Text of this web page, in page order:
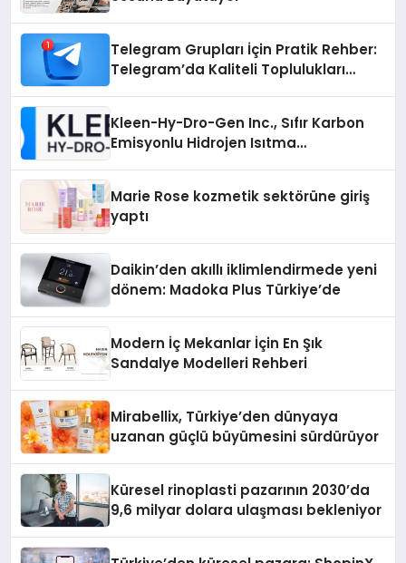
Telegram Grupları İçin Pratik Rehber:
Telegram’da Kaliteli Toplulukları
Kleen-Hy-Dro-Gen Inc., Sıfır Karbon
Emisyonlu Hidrojen Isıtma
Marie Rose kozmetik sektörüne giriş
yaptı
Daikin’den akıllı iklimlendirmede yeni
dönem: Madoka Plus Türkiye’de
Modern İç Mekanlar İçin En Şık
Sandalye Modelleri Rehberi
Mirabellix, Türkiye’den dünyaya
uzanan güçlü büyümesini sürdürüyor
Küresel rinoplasti pazarının 2030’da
9,6 milyar dolara ulaşması bekleniyor